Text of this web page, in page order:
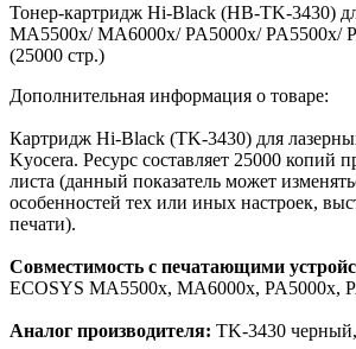
Тонер-картридж Hi-Black (HB-TK-3430)
MA5500x/ MA6000x/ PA5000x/ PA5500x/
(25000 стр.)
Дополнительная информация о товаре:
Картридж Hi-Black (TK-3430) для
Kyocera. Ресурс составляет 25000 копий
листа (данный показатель может
особенностей тех или иных настроек,
печати).
Совместимость с печатающими
ECOSYS MA5500x, MA6000x, PA5000x,
Аналог производителя: TK-3430